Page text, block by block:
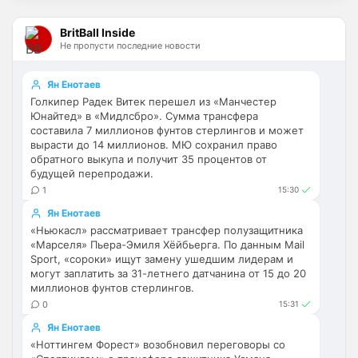
BritBall Inside
Не пропусти последние новости
Ян Енотаев
Голкипер Радек Витек перешел из «Манчестер
Юнайтед» в «Мидлсбро». Сумма трансфера
составила 7 миллионов фунтов стерлингов и может
вырасти до 14 миллионов. МЮ сохранил право
обратного выкупа и получит 35 процентов от
будущей перепродажи.
1 15:30
Ян Енотаев
«Ньюкасл» рассматривает трансфер полузащитника
«Марселя» Пьера-Эмиля Хёйбьерга. По данным Mail
Sport, «сороки» ищут замену ушедшим лидерам и
могут заплатить за 31-летнего датчанина от 15 до 20
миллионов фунтов стерлингов.
0 15:31
Ян Енотаев
«Ноттингем Форест» возобновил переговоры со
новости тебя интересует?
SkaVik • 22:18
Пока что нет. Но идея хорошая. На данный
пример как именно это должно работать?
Как понял, выборочно новости о
"Арсенале".
Britball• 23:47
"Арсенале".
ну пользователь будет иметь
возможность прям на главной странице
выбрать те новости, которые он хочет
читать. Например его интересуют только
трансферы Арсенала. Он выберет
Britball• 23:47